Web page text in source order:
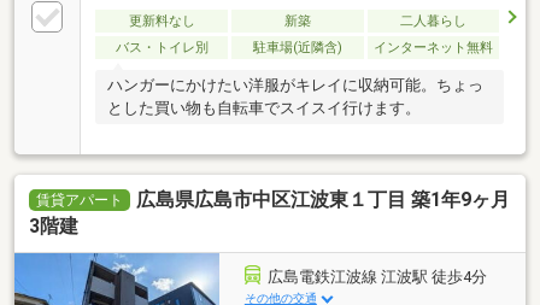
更新料なし 新築
二人暮らし
バス・トイレ別
駐車場(近隣含) インターネット無料
ハンガーにかけたい洋服がキレイに収納可能。ちょっ
とした買い物も自転車でスイスイ行けます。
賃貸アパート
広島県広島市中区江波東１丁目 築1年9ヶ月
3階建
広島電鉄江波線 江波駅 徒歩4分
その他の交通